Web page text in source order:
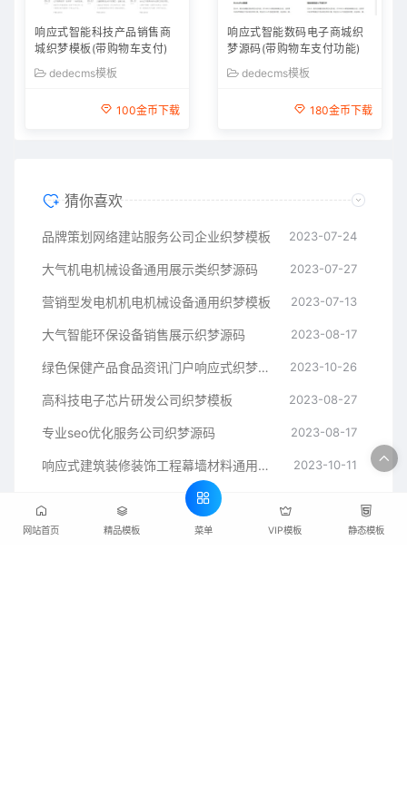
响应式智能科技产品销售商
城织梦模板(带购物车支付)
dedecms模板
100金币下载
响应式智能数码电子商城织
梦源码(带购物车支付功能)
dedecms模板
180金币下载
猜你喜欢
品牌策划网络建站服务公司企业织梦模板 2023-07-24
大气机电机械设备通用展示类织梦源码 2023-07-27
营销型发电机机电机械设备通用织梦模板 2023-07-13
大气智能环保设备销售展示织梦源码 2023-08-17
绿色保健产品食品资讯门户响应式织梦模板 2023-10-26
高科技电子芯片研发公司织梦模板 2023-08-27
专业seo优化服务公司织梦源码 2023-08-17
响应式建筑装修装饰工程幕墙材料通用织梦模板 2023-10-11
大气响应式全屋定制装修设计公司织梦源码 2023-10-06
网站首页 精品模板 菜单 VIP模板 静态模板